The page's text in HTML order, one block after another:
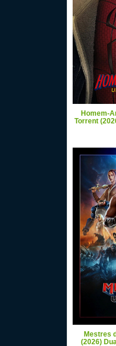
Homem-
Torrent
Mestres
(2026)